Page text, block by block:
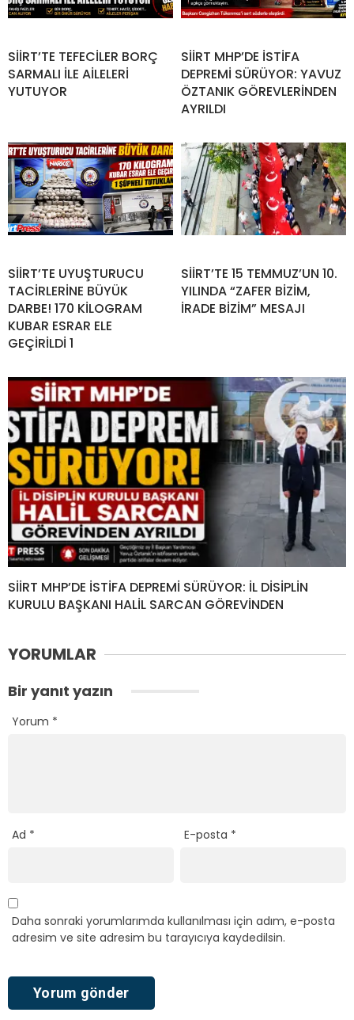
SİİRT’TE TEFECİLER BORÇ
SARMALI İLE AİLELERİ
YUTUYOR
SİİRT MHP’DE İSTİFA
DEPREMİ SÜRÜYOR: YAVUZ
ÖZTANIK GÖREVLERİNDEN
AYRILDI
SİİRT’TE UYUŞTURUCU
TACİRLERİNE BÜYÜK
DARBE! 170 KİLOGRAM
KUBAR ESRAR ELE
GEÇİRİLDİ 1
SİİRT’TE 15 TEMMUZ’UN 10.
YILINDA “ZAFER BİZİM,
İRADE BİZİM” MESAJI
SİİRT MHP’DE İSTİFA DEPREMİ SÜRÜYOR: İL DİSİPLİN
KURULU BAŞKANI HALİL SARCAN GÖREVİNDEN
YORUMLAR
Bir yanıt yazın
Yorum *
Ad * E-posta *
Daha sonraki yorumlarımda kullanılması için adım, e-posta
adresim ve site adresim bu tarayıcıya kaydedilsin.